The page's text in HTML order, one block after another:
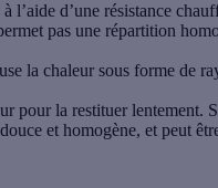
l’aide d’une résistance
pas une répartition
la chaleur sous forme de
pour la restituer lentement.
et homogène, et peut